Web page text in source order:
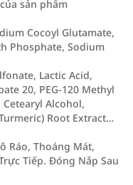
sản phẩm
Cocoyl Glutamate,
Phosphate, Sodium
Lactic Acid,
20, PEG-120 Methyl
Alcohol,
Root Extract…
Ráo, Thoáng Mát,
Tiếp. Đóng Nắp Sau